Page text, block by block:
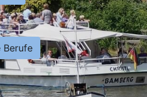
Berufe